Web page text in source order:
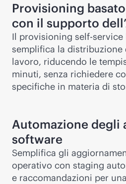
Provisioning
con il supporto
Il provisioning self-service
semplifica la distribuzione
lavoro, riducendo le
minuti, senza richiedere
specifiche in materia di
Automazione degli
software
Semplifica gli
operativo con staging
e raccomandazioni per